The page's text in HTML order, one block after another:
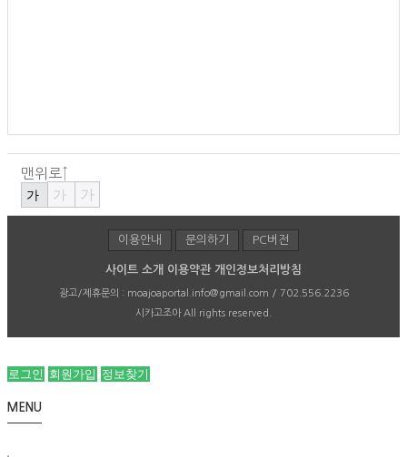
맨위로↑
가
가 가
이용안내 문의하기 PC버전
사이트 소개 이용약관 개인정보처리방침
광고/제휴문의 : moajoaportal.info@gmail.com / 702.556.2236
시카고조아 All rights reserved.
로그인 회원가입 정보찾기
MENU